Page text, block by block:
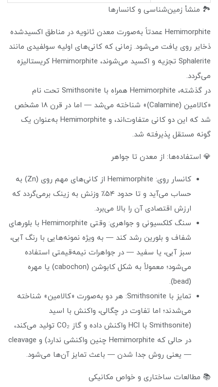
🏞️ منشأ زمین‌شناسی و کانسارها
Hemimorphite عمدتاً به‌صورت معدن ثانویه در مناطق اکسید‌شده
ذخایر روی یافت می‌شود. زمانی که کانی‌های اولیه سولفیدی مانند
Sphalerite تجزیه و اکسید می‌شوند، Hemimorphite کریستالیزه
می‌گردد.
در گذشته، Hemimorphite همراه با Smithsonite تحت نام
«کالامین (Calamine)» شناخته می‌شد — اما در قرن ۱۸ مشخص
شد که این دو کانی متفاوت‌اند، و Hemimorphite به‌عنوان یک
گونه مستقل پذیرفته شد.
💎 استفاده‌ها: از معدن تا جواهر
کانسار روی: Hemimorphite از کانی‌های مهم روی (Zn) به
حساب می‌آید و تا حدود ۵۴٪ وزنش به زینک برمی‌گردد که
ارزش اقتصادی آن را بالا می‌برد.
سنگ کلکسیونی و جواهری: وقتی Hemimorphite با بلورهای
شفاف و بلورین رشد کند — به ویژه نمونه‌هایی با رنگ آبی،
سبز آبی، یا سفید — در جواهرات نیمه‌قیمتی استفاده
می‌شود؛ معمولاً به شکل کابوشن (cabochon) یا مهره
(bead).
تمایز با Smithsonite: هر دو به‌صورت «کالامین» شناخته
می‌شدند؛ اما تفاوت در چگالی، واکنش با اسید
(Smithsonite با HCl واکنش داده و گاز CO₂ تولید می‌کند،
در حالی که Hemimorphite چنین واکنشی ندارد) و cleavage
— یعنی روش جدا شدن — باعث تمایز آن‌ها می‌شود.
📚 مطالعات ساختاری و خواص مکانیکی